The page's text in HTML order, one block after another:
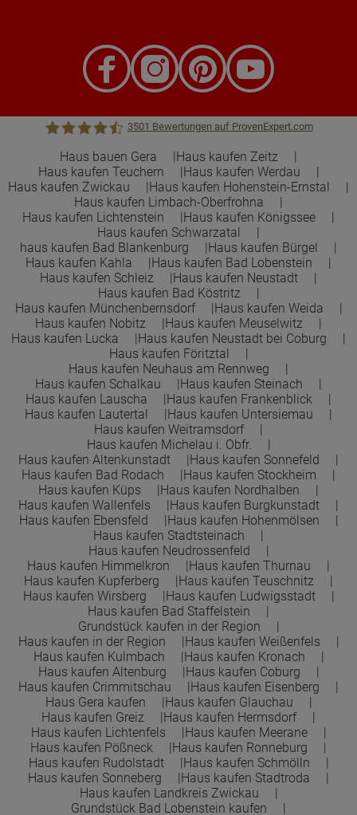
Town &Country Haus Lizenzgeber GmbH
3501 Bewertungen auf ProvenExpert.com
Haus bauen Gera
Haus kaufen Zeitz
Haus kaufen Teuchern
Haus kaufen Werdau
Haus kaufen Zwickau
Haus kaufen Hohenstein-Ernstal
Haus kaufen Limbach-Oberfrohna
Haus kaufen Lichtenstein
Haus kaufen Königssee
Haus kaufen Schwarzatal
haus kaufen Bad Blankenburg
Haus kaufen Bürgel
Haus kaufen Kahla
Haus kaufen Bad Lobenstein
Haus kaufen Schleiz
Haus kaufen Neustadt
Haus kaufen Bad Köstritz
Haus kaufen Münchenbernsdorf
Haus kaufen Weida
Haus kaufen Nobitz
Haus kaufen Meuselwitz
Haus kaufen Lucka
Haus kaufen Neustadt bei Coburg
Haus kaufen Föritztal
Haus kaufen Neuhaus am Rennweg
Haus kaufen Schalkau
Haus kaufen Steinach
Haus kaufen Lauscha
Haus kaufen Frankenblick
Haus kaufen Lautertal
Haus kaufen Untersiemau
Haus kaufen Weitramsdorf
Haus kaufen Michelau i. Obfr.
Haus kaufen Altenkunstadt
Haus kaufen Sonnefeld
Haus kaufen Bad Rodach
Haus kaufen Stockheim
Haus kaufen Küps
Haus kaufen Nordhalben
Haus kaufen Wallenfels
Haus kaufen Burgkunstadt
Haus kaufen Ebensfeld
Haus kaufen Hohenmölsen
Haus kaufen Stadtsteinach
Haus kaufen Neudrossenfeld
Haus kaufen Himmelkron
Haus kaufen Thurnau
Haus kaufen Kupferberg
Haus kaufen Teuschnitz
Haus kaufen Wirsberg
Haus kaufen Ludwigsstadt
Haus kaufen Bad Staffelstein
Grundstück kaufen in der Region
Haus kaufen in der Region
Haus kaufen Weißenfels
Haus kaufen Kulmbach
Haus kaufen Kronach
Haus kaufen Altenburg
Haus kaufen Coburg
Haus kaufen Crimmitschau
Haus kaufen Eisenberg
Haus Gera kaufen
Haus kaufen Glauchau
Haus kaufen Greiz
Haus kaufen Hermsdorf
Haus kaufen Lichtenfels
Haus kaufen Meerane
Haus kaufen Pößneck
Haus kaufen Ronneburg
Haus kaufen Rudolstadt
Haus kaufen Schmölln
Haus kaufen Sonneberg
Haus kaufen Stadtroda
Haus kaufen Landkreis Zwickau
Grundstück Bad Lobenstein kaufen